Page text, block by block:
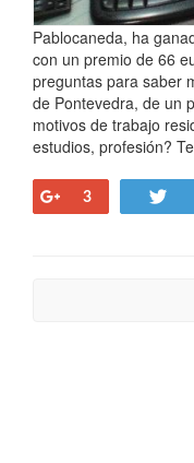
Pablocaneda, ha
con un premio de 66
preguntas para saber
de Pontevedra, de un
motivos de trabajo
estudios, profesión?
+1
3